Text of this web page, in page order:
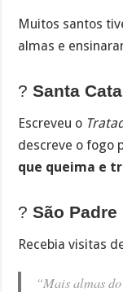
Muitos santos
almas e
?Santa
Escreveu o
descreve o fogo
que queima e
?São Padre
Recebia visitas
“Mais almas